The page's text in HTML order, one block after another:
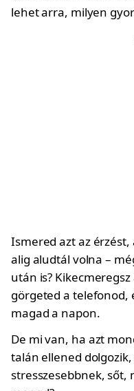
lehet arra, milyen
Ismered azt az
alig aludtál volna –
után is?
görgeted a telefonod,
magad a napon.
De mi van, ha azt
talán ellened
stresszesebbnek, sőt,